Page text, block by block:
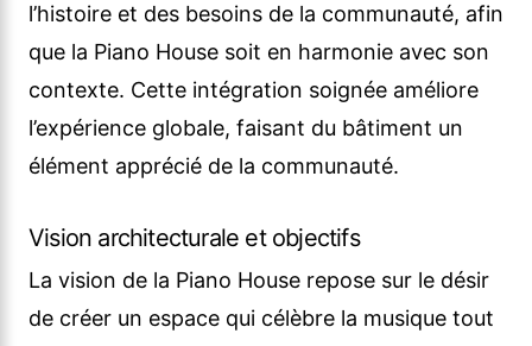
l’histoire et des besoins de la communauté, afin
que la Piano House soit en harmonie avec son
contexte. Cette intégration soignée améliore
l’expérience globale, faisant du bâtiment un
élément apprécié de la communauté.
Vision architecturale et objectifs
La vision de la Piano House repose sur le désir
de créer un espace qui célèbre la musique tout